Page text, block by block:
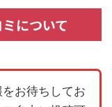
について
お待ちしてお